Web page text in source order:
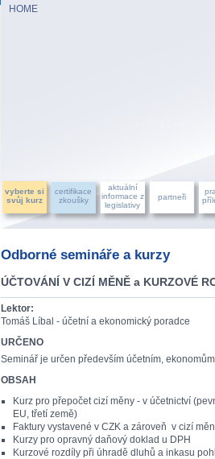
HOME
vyberte si
svůj kurz
certifikace
zkoušky
aktuální
informace z
legislativy
partneři
Odborné semináře a kurzy
ÚČTOVÁNÍ V CIZÍ MĚNĚ a KURZOVÉ
Lektor:
Tomáš Líbal - účetní a ekonomický poradce
URČENO
Seminář je určen především účetním,
OBSAH
Kurz pro přepočet cizí měny - v účetnictví
EU, třetí země)
Faktury vystavené v CZK a zároveň v cizí
Kurzy pro opravný daňový doklad u DPH
Kurzové rozdíly při úhradě dluhů a inkasu